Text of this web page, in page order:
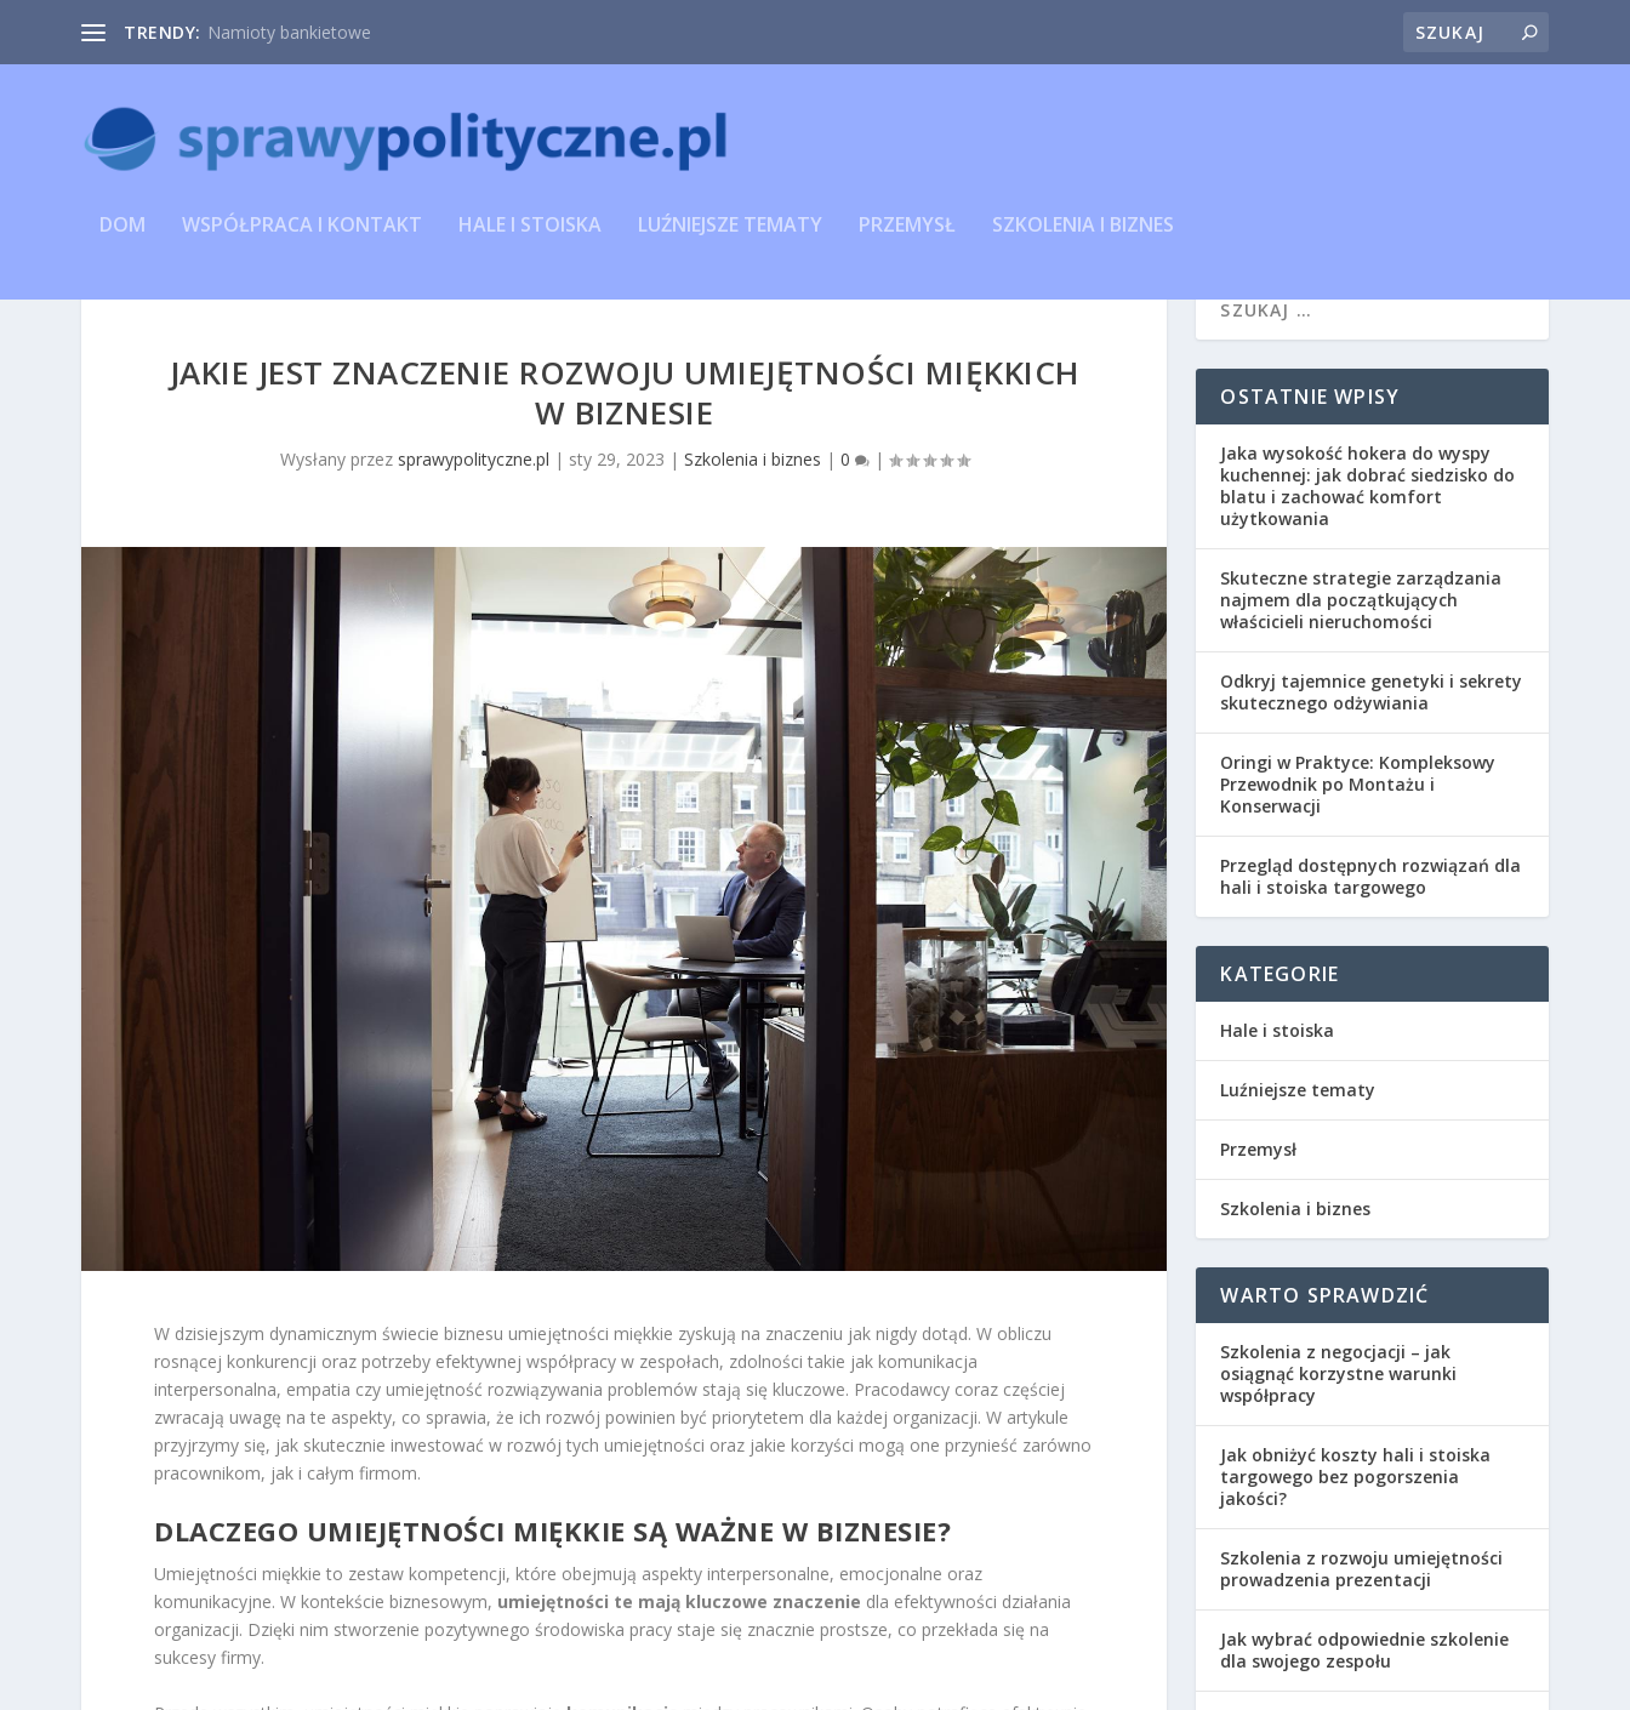
TRENDY: Namioty bankietowe
DOM WSPÓŁPRACA I KONTAKT HALE I STOISKA LUŹNIEJSZE TEMATY PRZEMYSŁ SZKOLENIA I BIZNES
JAKIE JEST ZNACZENIE ROZWOJU UMIEJĘTNOŚCI MIĘKKICH
W BIZNESIE
Wysłany przez sprawypolityczne.pl | sty 29, 2023 | Szkolenia i biznes | 0 |
W dzisiejszym dynamicznym świecie biznesu umiejętności miękkie zyskują na znaczeniu jak nigdy dotąd. W obliczu
rosnącej konkurencji oraz potrzeby efektywnej współpracy w zespołach, zdolności takie jak komunikacja
interpersonalna, empatia czy umiejętność rozwiązywania problemów stają się kluczowe. Pracodawcy coraz częściej
zwracają uwagę na te aspekty, co sprawia, że ich rozwój powinien być priorytetem dla każdej organizacji. W artykule
przyjrzymy się, jak skutecznie inwestować w rozwój tych umiejętności oraz jakie korzyści mogą one przynieść zarówno
pracownikom, jak i całym firmom.
DLACZEGO UMIEJĘTNOŚCI MIĘKKIE SĄ WAŻNE W BIZNESIE?
Umiejętności miękkie to zestaw kompetencji, które obejmują aspekty interpersonalne, emocjonalne oraz
komunikacyjne. W kontekście biznesowym, umiejętności te mają kluczowe znaczenie dla efektywności działania
organizacji. Dzięki nim stworzenie pozytywnego środowiska pracy staje się znacznie prostsze, co przekłada się na
sukcesy firmy.
OSTATNIE WPISY
Jaka wysokość hokera do wyspy
kuchennej: jak dobrać siedzisko do
blatu i zachować komfort
użytkowania
Skuteczne strategie zarządzania
najmem dla początkujących
właścicieli nieruchomości
Odkryj tajemnice genetyki i sekrety
skutecznego odżywiania
Oringi w Praktyce: Kompleksowy
Przewodnik po Montażu i
Konserwacji
Przegląd dostępnych rozwiązań dla
hali i stoiska targowego
KATEGORIE
Hale i stoiska
Luźniejsze tematy
Przemysł
Szkolenia i biznes
WARTO SPRAWDZIĆ
Szkolenia z negocjacji – jak
osiągnąć korzystne warunki
współpracy
Jak obniżyć koszty hali i stoiska
targowego bez pogorszenia
jakości?
Szkolenia z rozwoju umiejętności
prowadzenia prezentacji
Jak wybrać odpowiednie szkolenie
dla swojego zespołu